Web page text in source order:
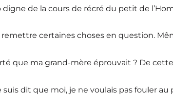
de la cours de récré du petit de
certaines choses en question.
que ma grand-mère éprouvait ? De
dit que moi, je ne voulais pas fouler